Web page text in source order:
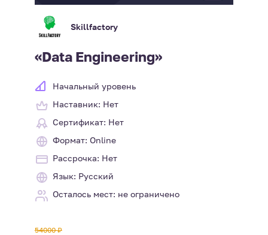
Skillfactory
«Data Engineering»
Начальный уровень
Наставник: Нет
Сертификат: Нет
Формат: Online
Рассрочка: Нет
Язык: Русский
Осталось мест: не ограничено
54000 ₽